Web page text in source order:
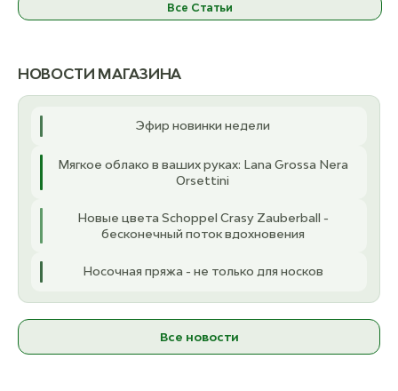
К товару К товару
Все Статьи
НОВОСТИ МАГАЗИНА
Эфир новинки недели
Мягкое облако в ваших руках: Lana Grossa Nera
Orsettini
Новые цвета Schoppel Crasy Zauberball -
бесконечный поток вдохновения
Носочная пряжа - не только для носков
Все новости